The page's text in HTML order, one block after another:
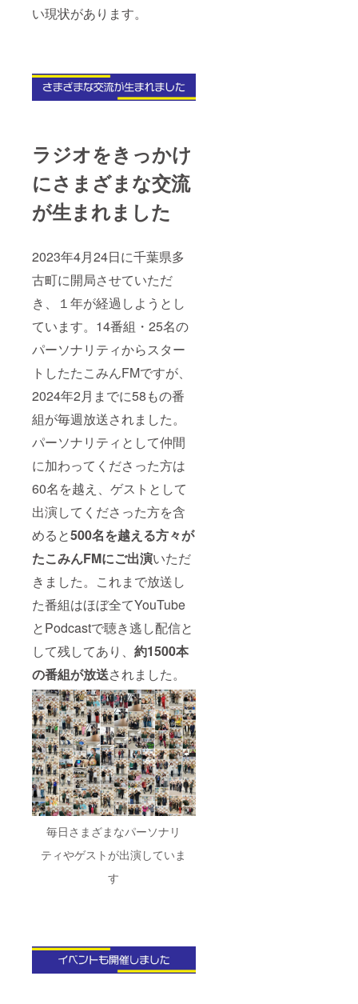
い現状があります。
ラジオをきっかけ
にさまざまな交流
が生まれました
2023年4月24日に千葉県多
古町に開局させていただ
き、１年が経過しようとし
ています。14番組・25名の
パーソナリティからスター
トしたたこみんFMですが、
2024年2月までに58もの番
組が毎週放送されました。
パーソナリティとして仲間
に加わってくださった方は
60名を越え、ゲストとして
出演してくださった方を含
めると500名を越える方々が
たこみんFMにご出演いただ
きました。これまで放送し
た番組はほぼ全てYouTube
とPodcastで聴き逃し配信と
して残してあり、 約1500本
の番組が放送されました。
毎日さまざまなパーソナリ
ティやゲストが出演していま
す